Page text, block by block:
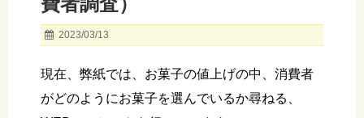
2023/03/13
現在、弊紙では、お菓子の値上げの中、消費者
がどのようにお菓子を選んでいるか尋ねる、